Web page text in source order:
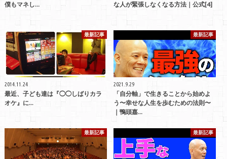
僕もマネし…
な人が緊張しなくなる方法｜公式[4]
最新記事
2014.11.24
最近、子ども達は『◯◯しばりカラ
オケ』に...
最新記事
2021.9.29
「自分軸」で生きることから始めよ
う〜幸せな人生を歩むための法則〜
｜鴨頭嘉…
最新記事 最新記事